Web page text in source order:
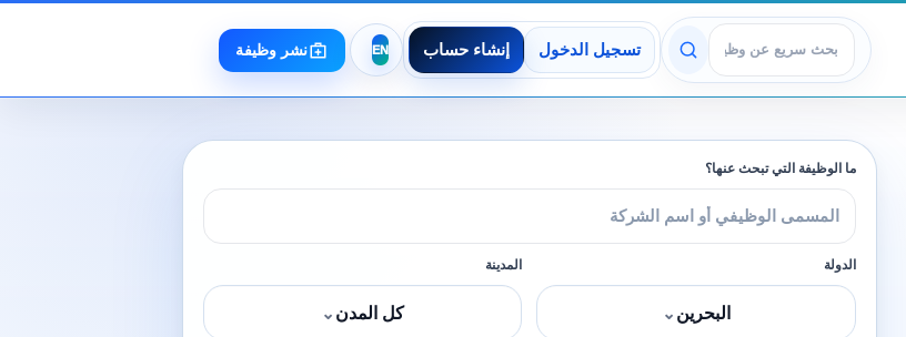
عرض الوظائف
تسجيل الدخول إنشاء حساب نشر وظيفة
ما الوظيفة التي تبحث عنها؟
الدولة
البحرين ⌄
المدينة
كل المدن ⌄